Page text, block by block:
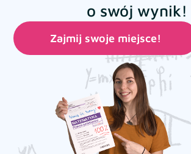
o swój wynik!
Zajmij swoje miejsce!